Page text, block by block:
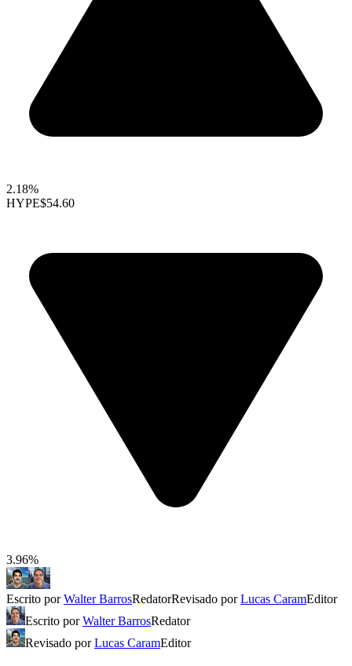
2.18%
HYPE$54.60
3.96%
Escrito porWalter BarrosRedatorRevisado porLucas CaramEditor
Escrito porWalter BarrosRedator
Revisado porLucas CaramEditor